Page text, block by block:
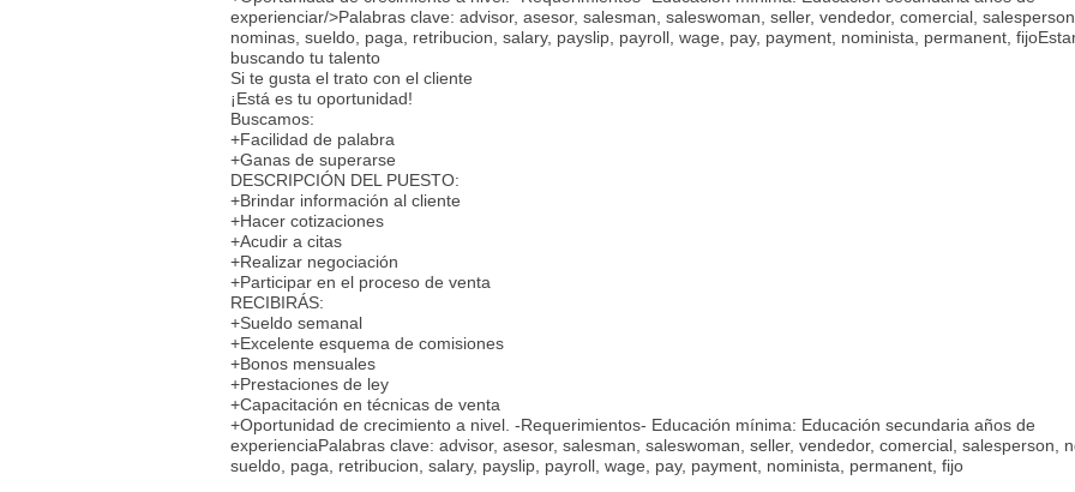
experienciar/>Palabras clave: advisor, asesor, salesman, saleswoman, seller, vendedor, comercial, salesperson,
nominas, sueldo, paga, retribucion, salary, payslip, payroll, wage, pay, payment, nominista, permanent,
buscando tu talento
Si te gusta el trato con el cliente
¡Está es tu oportunidad!
Buscamos:
+Facilidad de palabra
+Ganas de superarse
DESCRIPCIÓN DEL PUESTO:
+Brindar información al cliente
+Hacer cotizaciones
+Acudir a citas
+Realizar negociación
+Participar en el proceso de venta
RECIBIRÁS:
+Sueldo semanal
+Excelente esquema de comisiones
+Bonos mensuales
+Prestaciones de ley
+Capacitación en técnicas de venta
+Oportunidad de crecimiento a nivel. -Requerimientos- Educación mínima: Educación secundaria años de
experienciaPalabras clave: advisor, asesor, salesman, saleswoman, seller, vendedor, comercial, salesperson,
sueldo, paga, retribucion, salary, payslip, payroll, wage, pay, payment, nominista, permanent, fijo